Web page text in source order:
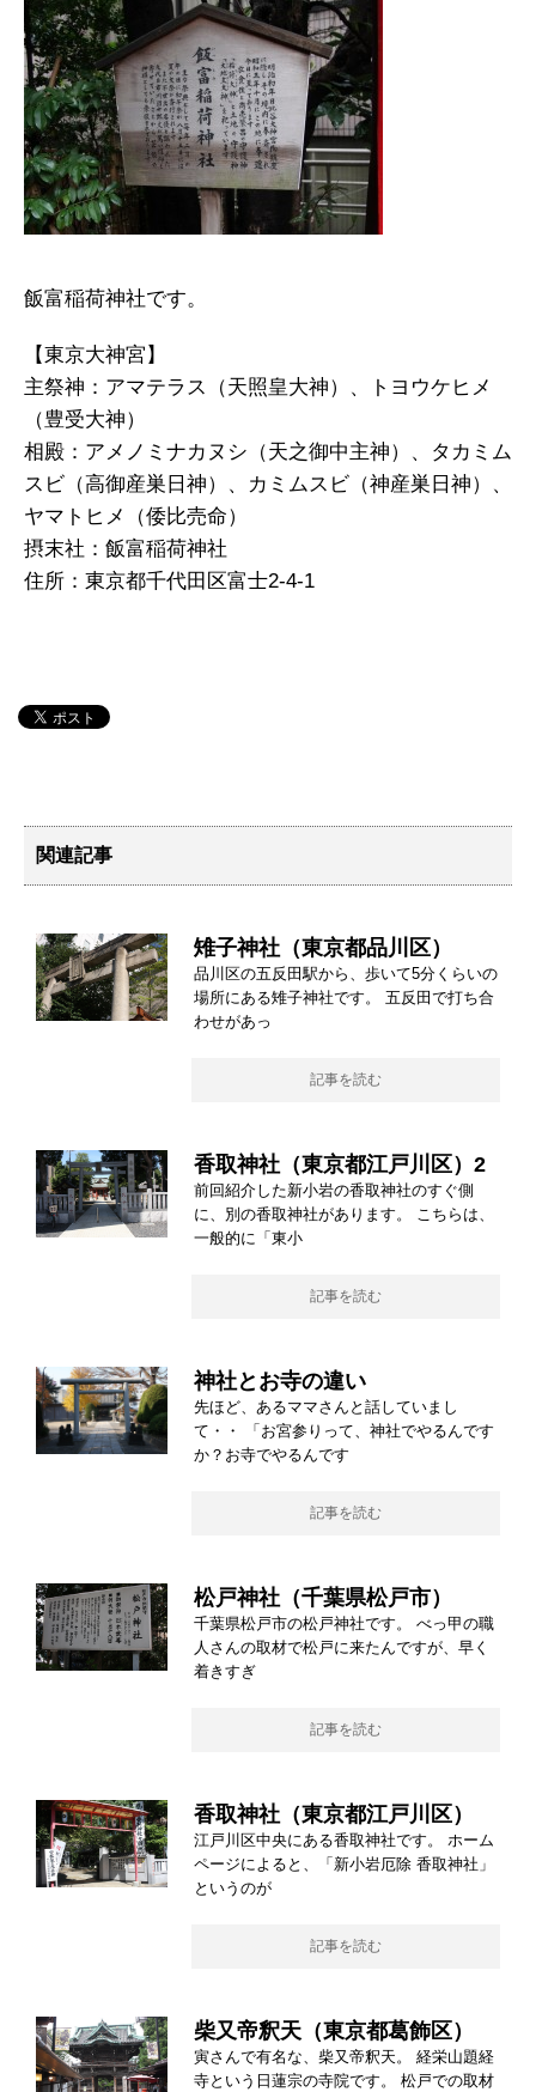
飯富稲荷神社です。
【東京大神宮】
主祭神：アマテラス（天照皇大神）、トヨウケヒメ
（豊受大神）
相殿：アメノミナカヌシ（天之御中主神）、タカミム
スビ（高御産巣日神）、カミムスビ（神産巣日神）、
ヤマトヒメ（倭比売命）
摂末社：飯富稲荷神社
住所：東京都千代田区富士2-4-1
関連記事
雉子神社（東京都品川区）
品川区の五反田駅から、歩いて5分くらいの
場所にある雉子神社です。 五反田で打ち合
わせがあっ
記事を読む
香取神社（東京都江戸川区）2
前回紹介した新小岩の香取神社のすぐ側
に、別の香取神社があります。 こちらは、
一般的に「東小
記事を読む
神社とお寺の違い
先ほど、あるママさんと話していまし
て・・ 「お宮参りって、神社でやるんです
か？お寺でやるんです
記事を読む
松戸神社（千葉県松戸市）
千葉県松戸市の松戸神社です。 べっ甲の職
人さんの取材で松戸に来たんですが、早く
着きすぎ
記事を読む
香取神社（東京都江戸川区）
江戸川区中央にある香取神社です。 ホーム
ページによると、「新小岩厄除 香取神社」
というのが
記事を読む
柴又帝釈天（東京都葛飾区）
寅さんで有名な、柴又帝釈天。 経栄山題経
寺という日蓮宗の寺院です。 松戸での取材